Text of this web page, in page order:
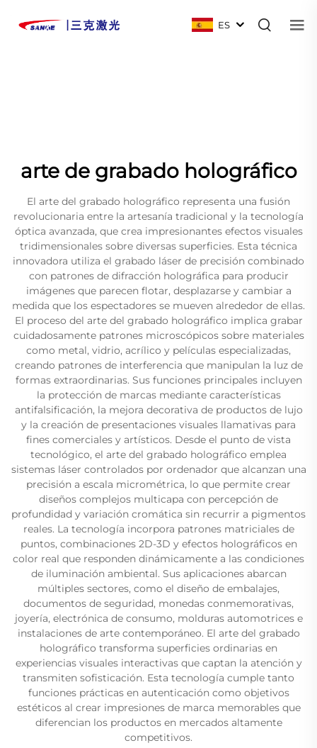
ES
arte de grabado holográfico
El arte del grabado holográfico representa una fusión
revolucionaria entre la artesanía tradicional y la tecnología
óptica avanzada, que crea impresionantes efectos visuales
tridimensionales sobre diversas superficies. Esta técnica
innovadora utiliza el grabado láser de precisión combinado
con patrones de difracción holográfica para producir
imágenes que parecen flotar, desplazarse y cambiar a
medida que los espectadores se mueven alrededor de ellas.
El proceso del arte del grabado holográfico implica grabar
cuidadosamente patrones microscópicos sobre materiales
como metal, vidrio, acrílico y películas especializadas,
creando patrones de interferencia que manipulan la luz de
formas extraordinarias. Sus funciones principales incluyen
la protección de marcas mediante características
antifalsificación, la mejora decorativa de productos de lujo
y la creación de presentaciones visuales llamativas para
fines comerciales y artísticos. Desde el punto de vista
tecnológico, el arte del grabado holográfico emplea
sistemas láser controlados por ordenador que alcanzan una
precisión a escala micrométrica, lo que permite crear
diseños complejos multicapa con percepción de
profundidad y variación cromática sin recurrir a pigmentos
reales. La tecnología incorpora patrones matriciales de
puntos, combinaciones 2D-3D y efectos holográficos en
color real que responden dinámicamente a las condiciones
de iluminación ambiental. Sus aplicaciones abarcan
múltiples sectores, como el diseño de embalajes,
documentos de seguridad, monedas conmemorativas,
joyería, electrónica de consumo, molduras automotrices e
instalaciones de arte contemporáneo. El arte del grabado
holográfico transforma superficies ordinarias en
experiencias visuales interactivas que captan la atención y
transmiten sofisticación. Esta tecnología cumple tanto
funciones prácticas en autenticación como objetivos
estéticos al crear impresiones de marca memorables que
diferencian los productos en mercados altamente
competitivos.